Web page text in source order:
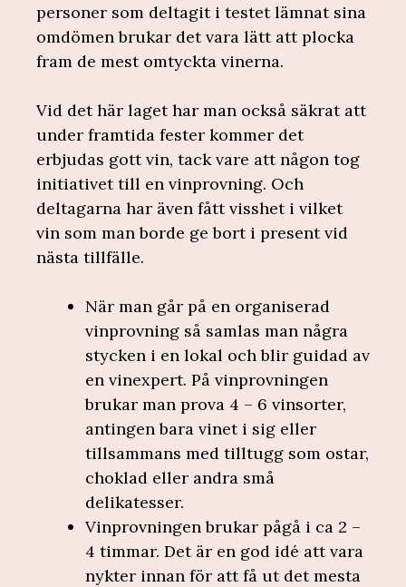
personer som deltagit i testet lämnat sina
omdömen brukar det vara lätt att plocka
fram de mest omtyckta vinerna.
Vid det här laget har man också säkrat att
under framtida fester kommer det
erbjudas gott vin, tack vare att någon tog
initiativet till en vinprovning. Och
deltagarna har även fått visshet i vilket
vin som man borde ge bort i present vid
nästa tillfälle.
När man går på en organiserad
vinprovning så samlas man några
stycken i en lokal och blir guidad av
en vinexpert. På vinprovningen
brukar man prova 4 – 6 vinsorter,
antingen bara vinet i sig eller
tillsammans med tilltugg som ostar,
choklad eller andra små
delikatesser.
Vinprovningen brukar pågå i ca 2 –
4 timmar. Det är en god idé att vara
nykter innan för att få ut det mesta